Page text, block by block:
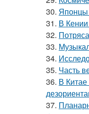
30. Японцы
31. В
32.
33.
34.
35. Часть
36. В
37.